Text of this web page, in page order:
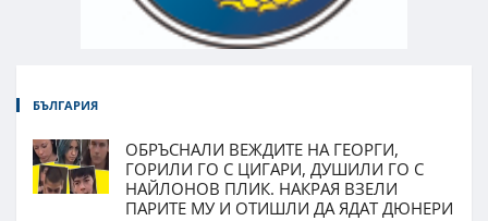
БЪЛГАРИЯ
ОБРЪСНАЛИ ВЕЖДИТЕ НА ГЕОРГИ,
ГОРИЛИ ГО С ЦИГАРИ, ДУШИЛИ ГО С
НАЙЛОНОВ ПЛИК. НАКРАЯ ВЗЕЛИ
ПАРИТЕ МУ И ОТИШЛИ ДА ЯДАТ ДЮНЕРИ